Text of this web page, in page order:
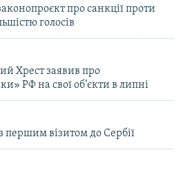
про санкції проти
голосів
Хрест заявив про
РФ на свої об’єкти в липні
першим візитом до Сербії